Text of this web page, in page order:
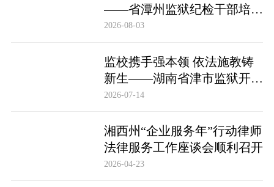
——省潭州监狱纪检干部培训
实现全覆盖
2026-08-03
监校携手强本领 依法施教铸
新生——湖南省津市监狱开展
基层警察教育改造专项技能培
2026-07-14
湘西州“企业服务年”行动律师
法律服务工作座谈会顺利召开
2026-04-23